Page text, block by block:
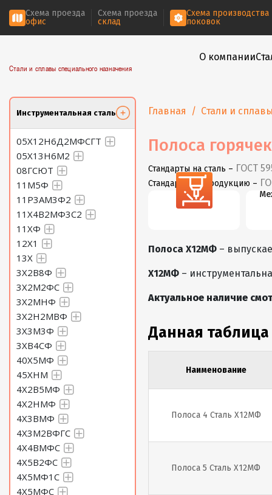
Схема проезда
офис
Схема проезда
склад
Схема производства
поковок
Стали и сплавы специального назначения
О компании
Инструментальная сталь
05Х12Н6Д2МФСГТ
05Х13Н6М2
08ГСЮТ
11М5Ф
11Р3АМ3Ф2
11Х4В2МФ3С2
11ХФ
12Х1
13Х
3Х2В8Ф
3Х2М2ФС
3Х2МНФ
3Х2Н2МВФ
3Х3М3Ф
3ХВ4СФ
40Х5МФ
45ХНМ
4Х2В5МФ
4Х2НМФ
4Х3ВМФ
4Х3М2ВФГС
4Х4ВМФС
4Х5В2ФС
4Х5МФ1С
4Х5МФС
Главная Стали и
Полоса
Стандарты на сталь – ГОСТ
Стандарты на продукцию –
Резка
Полоса Х12МФ –
Х12МФ –
Актуальное наличие
Данная
Наименование
Полоса 4 Сталь Х12МФ
Полоса 5 Сталь Х12МФ